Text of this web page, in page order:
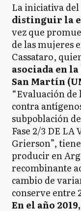
La iniciativa
distinguir la
vez que
de las mujeres
Cassataro,
asociada en
San Martín
“Evaluación de
contra
subpoblación
Fase 2/3 DE LA
Grierson”,
producir en
recombinante
cambio de
conserve entre
En el año